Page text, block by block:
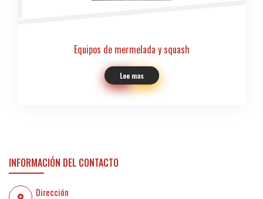
Equipos de mermelada y squash
Lee mas
INFORMACIÓN DEL CONTACTO
Dirección